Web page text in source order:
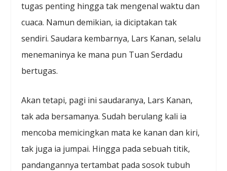
tugas penting hingga tak mengenal waktu dan
cuaca. Namun demikian, ia diciptakan tak
sendiri. Saudara kembarnya, Lars Kanan, selalu
menemaninya ke mana pun Tuan Serdadu
bertugas.
Akan tetapi, pagi ini saudaranya, Lars Kanan,
tak ada bersamanya. Sudah berulang kali ia
mencoba memicingkan mata ke kanan dan kiri,
tak juga ia jumpai. Hingga pada sebuah titik,
pandangannya tertambat pada sosok tubuh